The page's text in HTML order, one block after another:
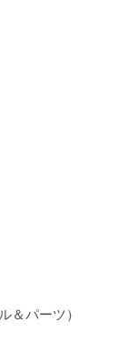
＆パーツ）